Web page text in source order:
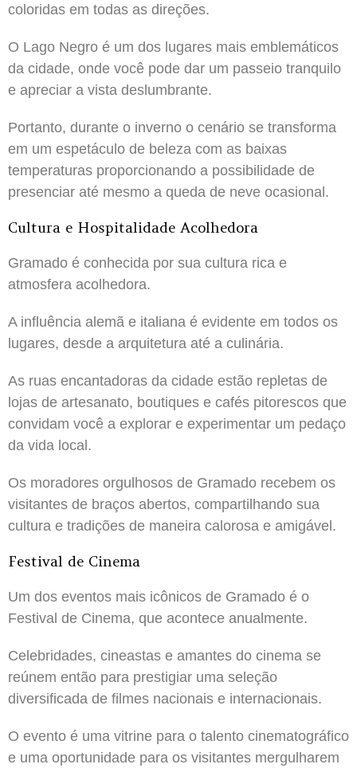
coloridas em todas as direções.
O Lago Negro é um dos lugares mais emblemáticos
da cidade, onde você pode dar um passeio tranquilo
e apreciar a vista deslumbrante.
Portanto, durante o inverno o cenário se transforma
em um espetáculo de beleza com as baixas
temperaturas proporcionando a possibilidade de
presenciar até mesmo a queda de neve ocasional.
Cultura e Hospitalidade Acolhedora
Gramado é conhecida por sua cultura rica e
atmosfera acolhedora.
A influência alemã e italiana é evidente em todos os
lugares, desde a arquitetura até a culinária.
As ruas encantadoras da cidade estão repletas de
lojas de artesanato, boutiques e cafés pitorescos que
convidam você a explorar e experimentar um pedaço
da vida local.
Os moradores orgulhosos de Gramado recebem os
visitantes de braços abertos, compartilhando sua
cultura e tradições de maneira calorosa e amigável.
Festival de Cinema
Um dos eventos mais icônicos de Gramado é o
Festival de Cinema, que acontece anualmente.
Celebridades, cineastas e amantes do cinema se
reúnem então para prestigiar uma seleção
diversificada de filmes nacionais e internacionais.
O evento é uma vitrine para o talento cinematográfico
e uma oportunidade para os visitantes mergulharem